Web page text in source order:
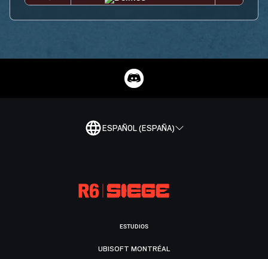
ESPAÑOL (ESPAÑA)
ESTUDIOS
UBISOFT MONTRÉAL